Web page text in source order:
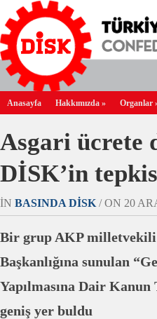
Anasayfa Hakkımızda » Organlar
Asgari ücrete
DİSK’in
IN BASINDA DİSK/ ON 20
Bir grup AKP milletvekili
Başkanlığına sunulan
Yapılmasına Dair
geniş yer buldu